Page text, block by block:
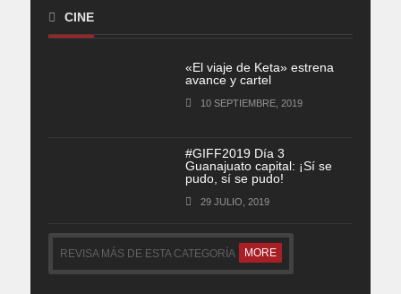
CINE
«El viaje de Keta» estrena
avance y cartel
10 SEPTIEMBRE, 2019
#GIFF2019 Día 3
Guanajuato capital: ¡Sí se
pudo, sí se pudo!
29 JULIO, 2019
REVISA MÁS DE ESTA CATEGORÍA MORE